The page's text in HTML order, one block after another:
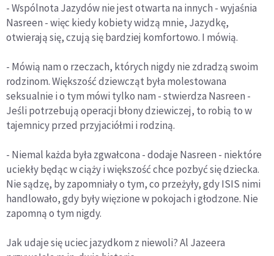
- Wspólnota Jazydów nie jest otwarta na innych - wyjaśnia
Nasreen - więc kiedy kobiety widzą mnie, Jazydkę,
otwierają się, czują się bardziej komfortowo. I mówią.
- Mówią nam o rzeczach, których nigdy nie zdradzą swoim
rodzinom. Większość dziewcząt była molestowana
seksualnie i o tym mówi tylko nam - stwierdza Nasreen -
Jeśli potrzebują operacji błony dziewiczej, to robią to w
tajemnicy przed przyjaciółmi i rodziną.
- Niemal każda była zgwałcona - dodaje Nasreen - niektóre
uciekły będąc w ciąży i większość chce pozbyć się dziecka.
Nie sądzę, by zapomniały o tym, co przeżyły, gdy ISIS nimi
handlowało, gdy były więzione w pokojach i głodzone. Nie
zapomną o tym nigdy.
Jak udaje się uciec jazydkom z niewoli? Al Jazeera